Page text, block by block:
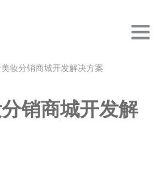
妆分销商城开发解决方案
销商城开发解